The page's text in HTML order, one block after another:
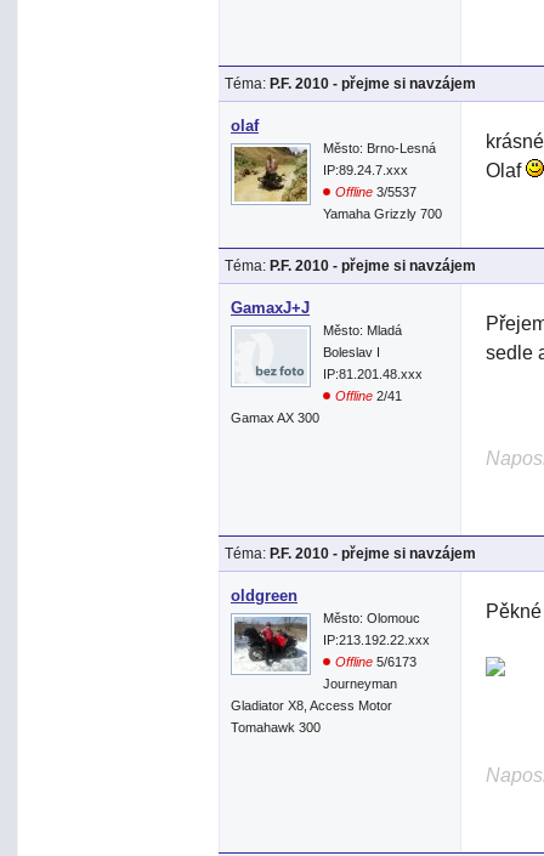
Téma: P.F. 2010 - přejme si navzájem
olaf
Město: Brno-Lesná
IP:89.24.7.xxx
Offline 3/5537
Yamaha Grizzly 700
Olaf
Téma: P.F. 2010 - přejme si navzájem
GamaxJ+J
Město: Mladá
Boleslav I
IP:81.201.48.xxx
Offline 2/41
Gamax AX 300
sedle
Téma: P.F. 2010 - přejme si navzájem
oldgreen
Město: Olomouc
IP:213.192.22.xxx
Offline 5/6173
Journeyman
Gladiator X8, Access Motor
Tomahawk 300